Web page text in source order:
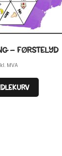
– FØRSTELYD
MVA